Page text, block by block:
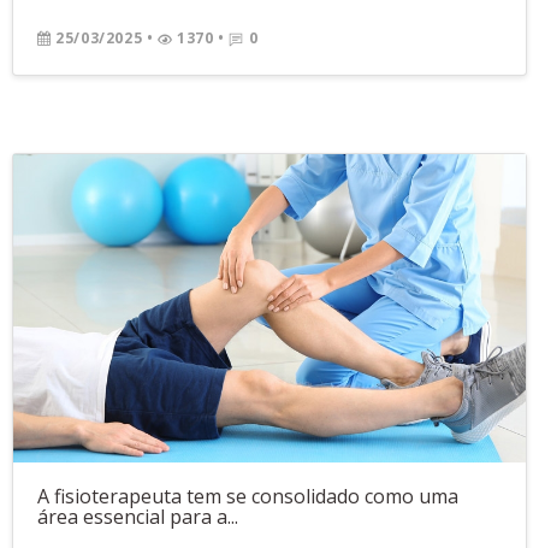
25/03/2025 • 1370 • 0
A fisioterapeuta tem se consolidado como uma
área essencial para a...